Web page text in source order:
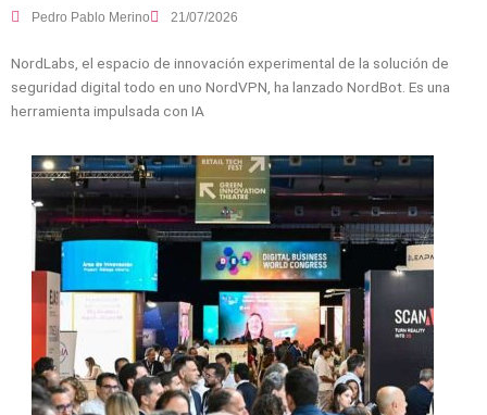
Pedro Pablo Merino 21/07/2026
NordLabs, el espacio de innovación experimental de la solución de
seguridad digital todo en uno NordVPN, ha lanzado NordBot. Es una
herramienta impulsada con IA